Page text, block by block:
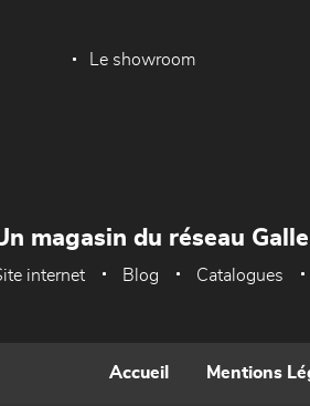
Le showroom
magasin du réseau
internet Blog Catalogues
Accueil Mentions